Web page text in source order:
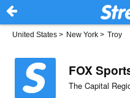
United States > New York > Troy
FOX
The Capital